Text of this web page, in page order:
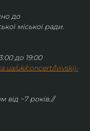
до
міської ради.
до 19:00
uk/concert/lvivskij-
від ~7 років.//